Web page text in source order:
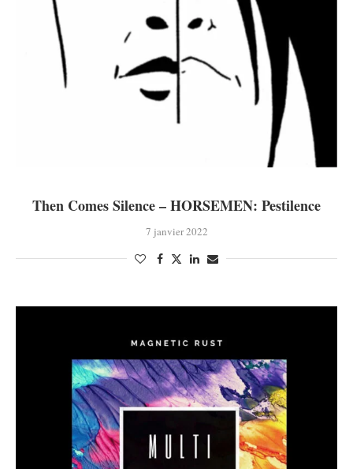
Then Comes Silence – HORSEMEN: Pestilence
7 janvier 2022